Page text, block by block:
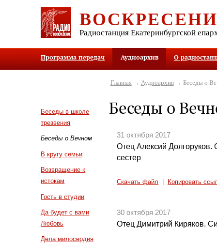
Радиостанция Екатеринбургской
Программа передач Аудиоархив О
Беседы в школе
трезвения
Беседы о Вечном
В кругу семьи
Возвращение к
истокам
Гость в студии
Да будет с вами
Любовь
Дела милосердия
Главная→ Аудиоархив→ Беседы о
Беседы о
31 октября 2017
Отец Алексий Долгоруков.
сестер
Скачать файл Копировать
30 октября 2017
Отец Димитрий Киряков.